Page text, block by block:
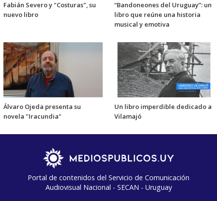
Fabián Severo y "Costuras", su
nuevo libro
“Bandoneones del Uruguay”: un
libro que reúne una historia
musical y emotiva
Álvaro Ojeda presenta su
novela "Iracundia"
Un libro imperdible dedicado a
Vilamajó
Portal de contenidos del Servicio de Comunicación
Audiovisual Nacional - SECAN - Uruguay